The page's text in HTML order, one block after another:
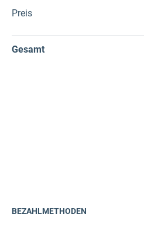
Preis
Gesamt
BEZAHLMETHODEN